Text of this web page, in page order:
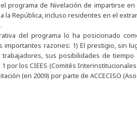
programa de Nivelación de impartirse
la República, incluso residentes en el
del programa lo ha posicionado
importantes razones: 1) El prestigio, sin
sus posibilidades de
por los CIEES (Comités
(en 2009) por parte de ACCECISO